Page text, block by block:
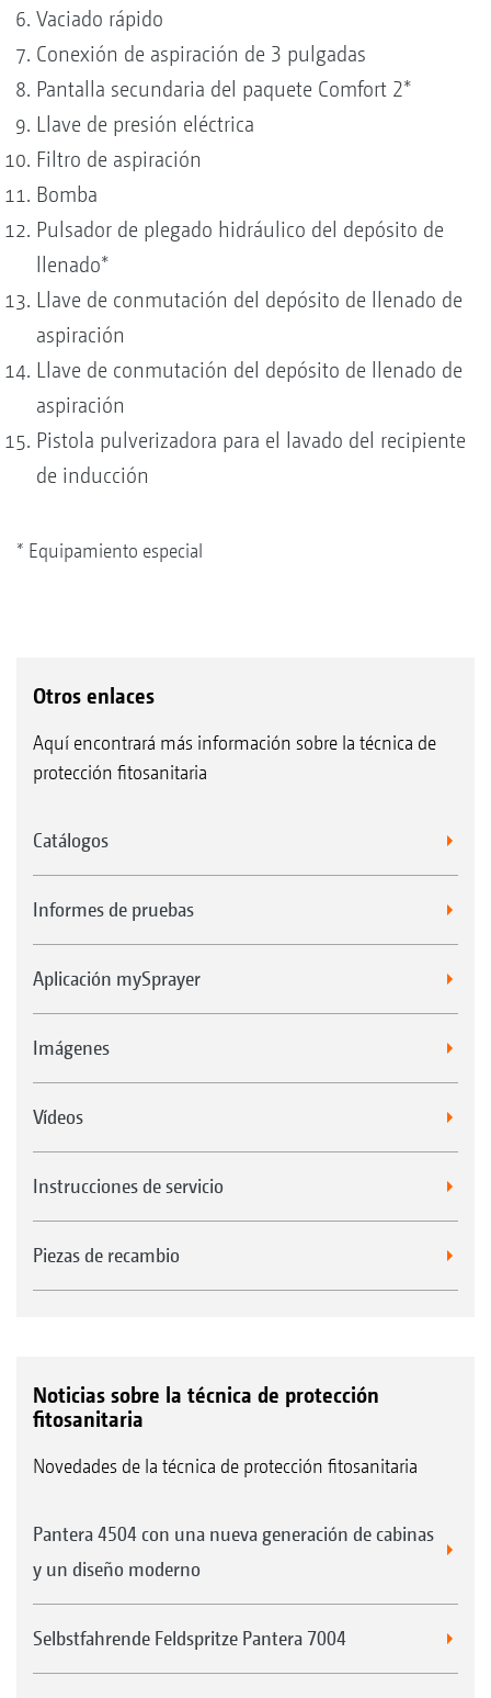
Vaciado rápido
Conexión de aspiración de 3 pulgadas
Pantalla secundaria del paquete Comfort 2*
Llave de presión eléctrica
Filtro de aspiración
Bomba
Pulsador de plegado hidráulico del depósito de
llenado*
Llave de conmutación del depósito de llenado de
aspiración
Llave de conmutación del depósito de llenado de
aspiración
Pistola pulverizadora para el lavado del recipiente
de inducción
* Equipamiento especial
Otros enlaces
Aquí encontrará más información sobre la técnica de
protección fitosanitaria
Catálogos
Informes de pruebas
Aplicación mySprayer
Imágenes
Vídeos
Instrucciones de servicio
Piezas de recambio
Noticias sobre la técnica de protección
fitosanitaria
Novedades de la técnica de protección fitosanitaria
Pantera 4504 con una nueva generación de cabinas
y un diseño moderno
Selbstfahrende Feldspritze Pantera 7004